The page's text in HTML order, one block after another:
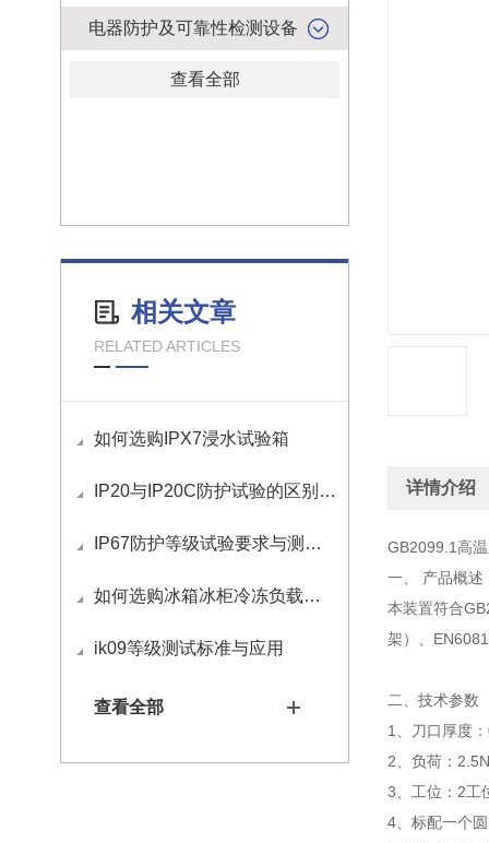
电器防护及可靠性检测设备
查看全部
相关文章
RELATED ARTICLES
如何选购IPX7浸水试验箱
IP20与IP20C防护试验的区别与应用
IP67防护等级试验要求与测试方法
如何选购冰箱冰柜冷冻负载试验包
ik09等级测试标准与应用
查看全部
详情介绍
GB2099.1高
一、 产品概述
本装置符合
架）、
二、技术参数
1、刀口厚度
2、负荷：
3、工位：2工
4、标配一个